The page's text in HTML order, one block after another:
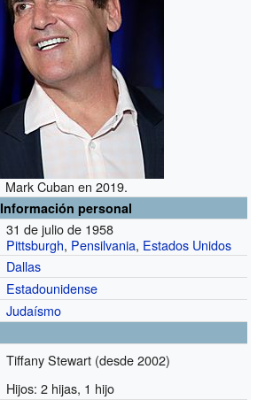
Mark Cuban en 2019.
Información personal
31 de julio de 1958
Pittsburgh, Pensilvania, Estados Unidos
Dallas
Estadounidense
Judaísmo
Tiffany Stewart (desde 2002)
Hijos: 2 hijas, 1 hijo